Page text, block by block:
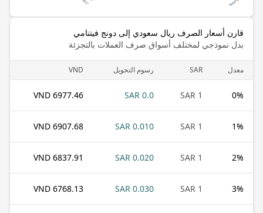
قارن أسعار الصرف ريال سعودي إلى دونج فيتنامي
بدل نموذجي لمختلف أسواق صرف العملات بالتجزئة
معدل SAR رسوم التحويل VND
0%
1 SAR
0.0 SAR
6977.46 VND
1%
1 SAR
0.010 SAR
6907.68 VND
2%
1 SAR
0.020 SAR
6837.91 VND
3%
1 SAR
0.030 SAR
6768.13 VND